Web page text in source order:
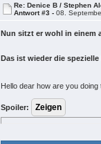
Re: Denice B / Stephen
Antwort #3 -08.
Nun sitzt er wohl in einem
Das ist wieder die
Hello dear how are you
Spoiler: